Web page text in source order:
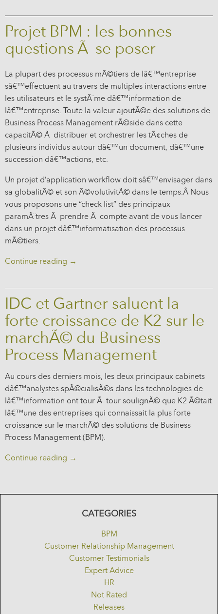
Projet BPM : les bonnes
questions Ã se poser
La plupart des processus mÃ©tiers de lâ€™entreprise
sâ€™effectuent au travers de multiples interactions entre
les utilisateurs et le systÃ¨me dâ€™information de
lâ€™entreprise. Toute la valeur ajoutÃ©e des solutions de
Business Process Management rÃ©side dans cette
capacitÃ© Ã distribuer et orchestrer les tÃ¢ches de
plusieurs individus autour dâ€™un document, dâ€™une
succession dâ€™actions, etc.
Un projet d’application workflow doit sâ€™envisager dans
sa globalitÃ© et son Ã©volutivitÃ© dans le temps.Â Nous
vous proposons une “check list” des principaux
paramÃ¨tres Ã prendre Ã compte avant de vous lancer
dans un projet dâ€™informatisation des processus
mÃ©tiers.
Continue reading →
IDC et Gartner saluent la
forte croissance de K2 sur le
marchÃ© du Business
Process Management
Au cours des derniers mois, les deux principaux cabinets
dâ€™analystes spÃ©cialisÃ©s dans les technologies de
lâ€™information ont tour Ã tour soulignÃ© que K2 Ã©tait
lâ€™une des entreprises qui connaissait la plus forte
croissance sur le marchÃ© des solutions de Business
Process Management (BPM).
Continue reading →
CATEGORIES
BPM
Customer Relationship Management
Customer Testimonials
Expert Advice
HR
Not Rated
Releases